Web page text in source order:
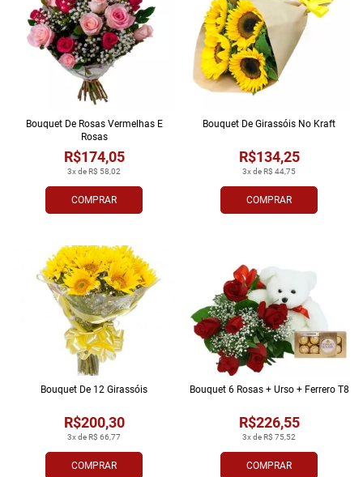
COMPRAR
3x de R$ 58,02
R$174,05
Bouquet De Rosas Vermelhas E
Rosas
COMPRAR
3x de R$ 44,75
R$134,25
Bouquet De Girassóis No Kraft
COMPRAR
3x de R$ 66,77
R$200,30
Bouquet De 12 Girassóis
COMPRAR
3x de R$ 75,52
R$226,55
Bouquet 6 Rosas + Urso + Ferrero T8